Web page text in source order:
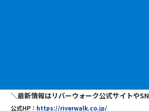
＼最新情報はリバーウォーク公式サイトや
公式HP： https://riverwalk.co.jp/